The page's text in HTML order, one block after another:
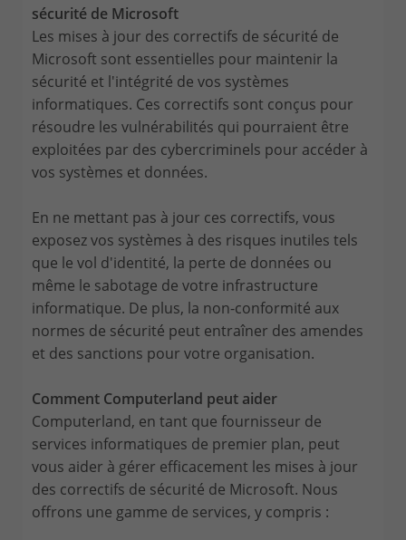
sécurité de Microsoft
Les mises à jour des correctifs de sécurité de
Microsoft sont essentielles pour maintenir la
sécurité et l'intégrité de vos systèmes
informatiques. Ces correctifs sont conçus pour
résoudre les vulnérabilités qui pourraient être
exploitées par des cybercriminels pour accéder à
vos systèmes et données.
En ne mettant pas à jour ces correctifs, vous
exposez vos systèmes à des risques inutiles tels
que le vol d'identité, la perte de données ou
même le sabotage de votre infrastructure
informatique. De plus, la non-conformité aux
normes de sécurité peut entraîner des amendes
et des sanctions pour votre organisation.
Comment Computerland peut aider
Computerland, en tant que fournisseur de
services informatiques de premier plan, peut
vous aider à gérer efficacement les mises à jour
des correctifs de sécurité de Microsoft. Nous
offrons une gamme de services, y compris :